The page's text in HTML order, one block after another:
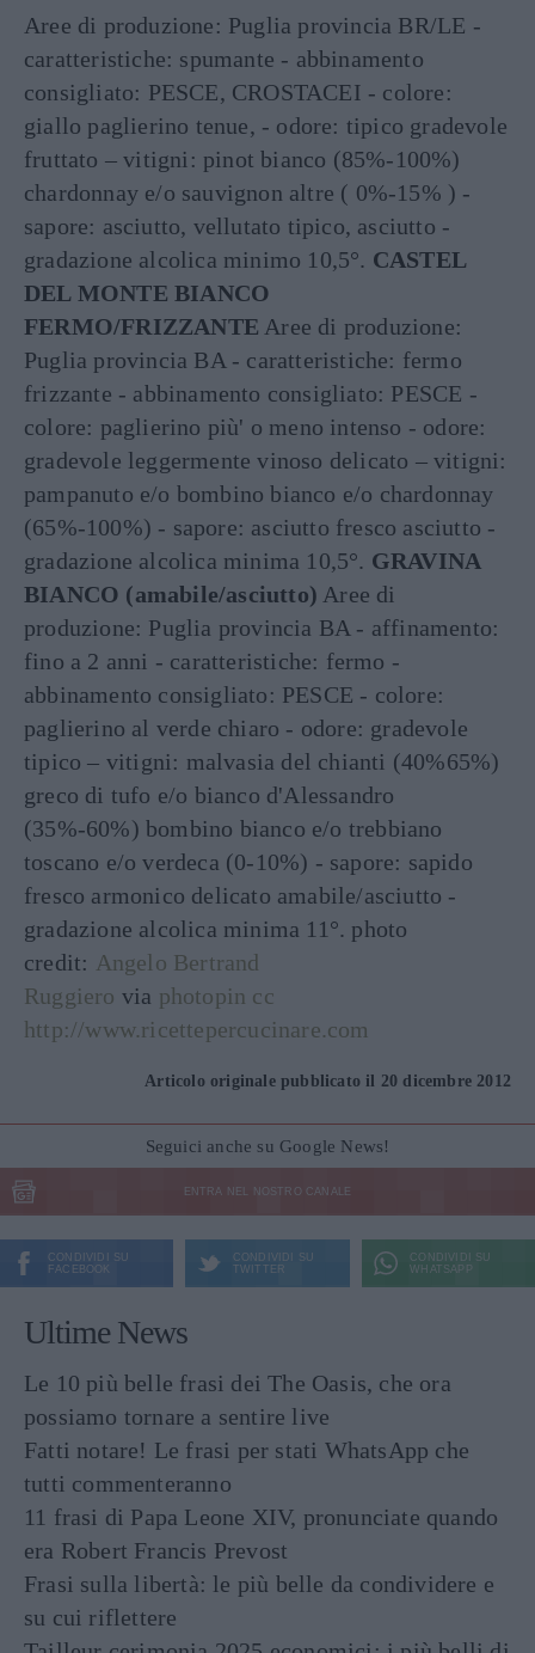
Aree di produzione: Puglia provincia BR/LE -
caratteristiche: spumante - abbinamento
consigliato: PESCE, CROSTACEI - colore:
giallo paglierino tenue, - odore: tipico gradevole
fruttato – vitigni: pinot bianco (85%-100%)
chardonnay e/o sauvignon altre ( 0%-15% ) -
sapore: asciutto, vellutato tipico, asciutto -
gradazione alcolica minimo 10,5°. CASTEL
DEL MONTE BIANCO
FERMO/FRIZZANTE Aree di produzione:
Puglia provincia BA - caratteristiche: fermo
frizzante - abbinamento consigliato: PESCE -
colore: paglierino più' o meno intenso - odore:
gradevole leggermente vinoso delicato – vitigni:
pampanuto e/o bombino bianco e/o chardonnay
(65%-100%) - sapore: asciutto fresco asciutto -
gradazione alcolica minima 10,5°. GRAVINA
BIANCO (amabile/asciutto) Aree di
produzione: Puglia provincia BA - affinamento:
fino a 2 anni - caratteristiche: fermo -
abbinamento consigliato: PESCE - colore:
paglierino al verde chiaro - odore: gradevole
tipico – vitigni: malvasia del chianti (40%65%)
greco di tufo e/o bianco d'Alessandro
(35%-60%) bombino bianco e/o trebbiano
toscano e/o verdeca (0-10%) - sapore: sapido
fresco armonico delicato amabile/asciutto -
gradazione alcolica minima 11°. photo
credit: Angelo Bertrand
Ruggiero via photopin cc
http://www.ricettepercucinare.com
Articolo originale pubblicato il 20 dicembre 2012
Seguici anche su Google News!
ENTRA NEL NOSTRO CANALE
CONDIVIDI SU
FACEBOOK
CONDIVIDI SU
TWITTER
CONDIVIDI SU
WHATSAPP
Ultime News
Le 10 più belle frasi dei The Oasis, che ora
possiamo tornare a sentire live
Fatti notare! Le frasi per stati WhatsApp che
tutti commenteranno
11 frasi di Papa Leone XIV, pronunciate quando
era Robert Francis Prevost
Frasi sulla libertà: le più belle da condividere e
su cui riflettere